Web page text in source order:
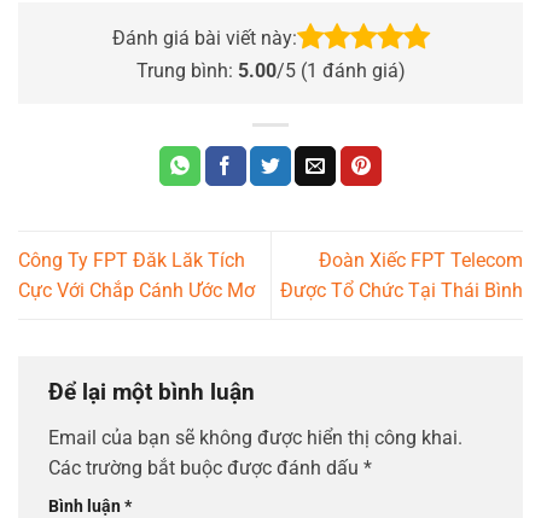
Đánh giá bài viết này:
Trung bình: 5.00/5 (1 đánh giá)
Công Ty FPT Đăk Lăk Tích
Cực Với Chắp Cánh Ước Mơ
Đoàn Xiếc FPT Telecom
Được Tổ Chức Tại Thái Bình
Để lại một bình luận
Email của bạn sẽ không được hiển thị công khai.
Các trường bắt buộc được đánh dấu *
Bình luận*